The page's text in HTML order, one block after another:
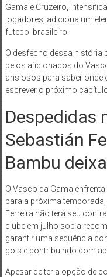
Gama e Cruzeiro,
jogadores, adiciona um
futebol brasileiro.
O desfecho dessa história
pelos aficionados do
ansiosos para saber onde
escrever o próximo
Despedidas
Sebastián
Bambu
O Vasco da Gama
para a próxima
Ferreira não terá seu
clube em julho sob a
garantir uma sequência
gols e contribuindo com
Apesar de ter a opção de